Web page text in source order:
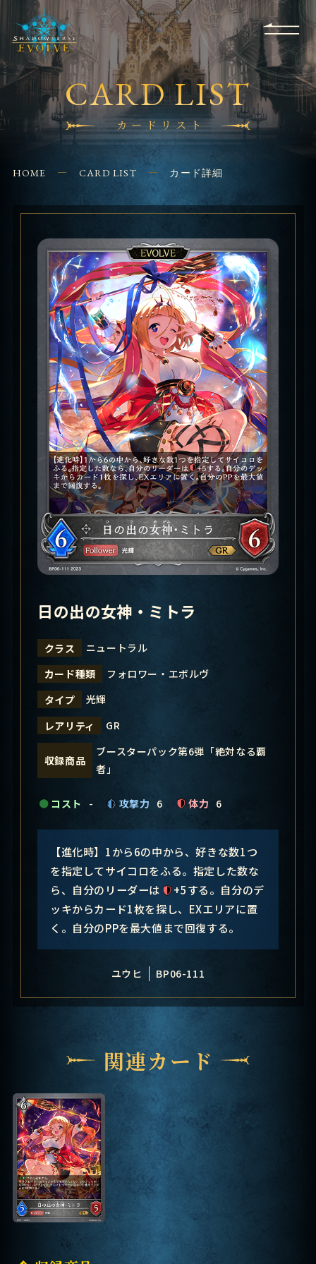
Q&A
EVENT SHOPS
FOR
BEGINNERS
APPLICATION
CONTACT
CARD LIST
カードリスト
HOME CARD LIST カード詳細
日の出の女神・ミトラ
クラス
ニュートラル
カード種類
フォロワー・エボルヴ
タイプ
光輝
レアリティ
GR
収録商品
ブースターパック第6弾「絶対なる覇
者」
コスト - 攻撃力 6 体力 6
【進化時】1から6の中から、好きな数1つ
を指定してサイコロをふる。指定した数な
ら、自分のリーダーは
+5する。自分のデ
ッキからカード1枚を探し、EXエリアに置
く。自分のPPを最大値まで回復する。
ユウヒ BP06-111
関連カード